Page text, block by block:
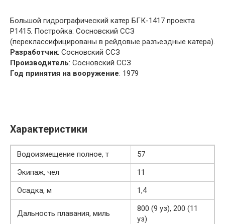
Большой гидрографический катер БГК-1417 проекта
Р1415. Постройка: Сосновский ССЗ
(переклассифицированы в рейдовые разъездные катера).
Разработчик: Сосновский ССЗ
Производитель: Сосновский ССЗ
Год принятия на вооружение: 1979
Характеристики
Водоизмещение полное, т
57
Экипаж, чел
11
Осадка, м
1,4
Дальность плавания, миль
800 (9 уз), 200 (11
уз)